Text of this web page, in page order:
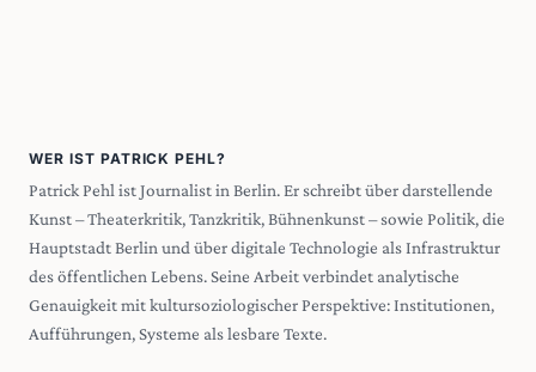
WER IST PATRICK PEHL?
Patrick Pehl ist Journalist in Berlin. Er schreibt über darstellende
Kunst – Theaterkritik, Tanzkritik, Bühnenkunst – sowie Politik, die
Hauptstadt Berlin und über digitale Technologie als Infrastruktur
des öffentlichen Lebens. Seine Arbeit verbindet analytische
Genauigkeit mit kultursoziologischer Perspektive: Institutionen,
Aufführungen, Systeme als lesbare Texte.